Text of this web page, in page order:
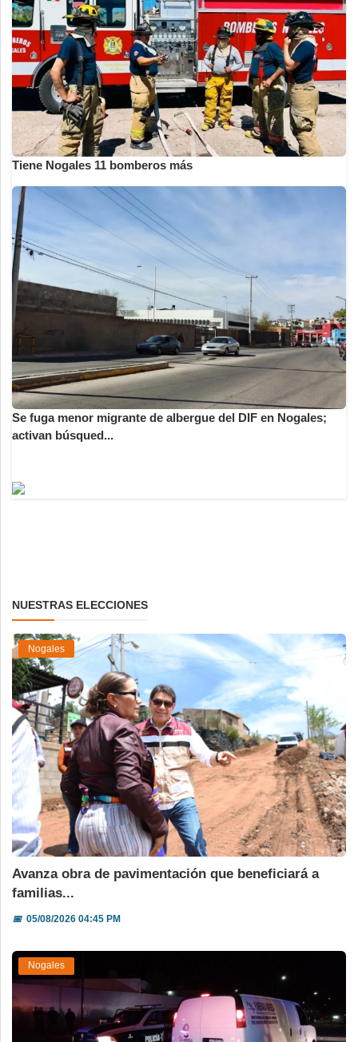
Tiene Nogales 11 bomberos más
Se fuga menor migrante de albergue del DIF en Nogales;
activan búsqued...
NUESTRAS ELECCIONES
Nogales
Avanza obra de pavimentación que beneficiará a
familias...
📅05/08/2026 04:45 PM
Nogales